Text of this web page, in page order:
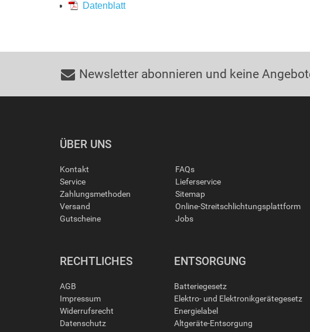
Datenblatt
Newsletter abonnieren und keine
ÜBER UNS
Kontakt
Service
Zahlungsmethoden
Versand
Gutscheine
FAQs
Lieferservice
Sitemap
Online-Streitschlichtungsplattform
Jobs
RECHTLICHES
AGB
Impressum
Widerrufsrecht
Datenschutz
ENTSORGUNG
Batteriegesetz
Elektro- und Elektronikgerätegesetz
Energielabel
Altgeräte-Entsorgung